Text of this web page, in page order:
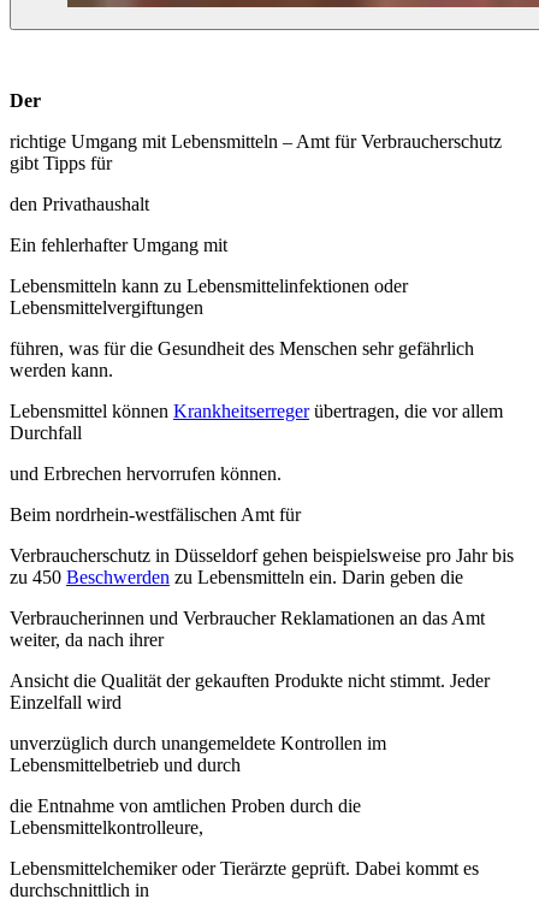
Der
richtige Umgang mit Lebensmitteln – Amt für Verbraucherschutz
gibt Tipps für
den Privathaushalt
Ein fehlerhafter Umgang mit
Lebensmitteln kann zu Lebensmittelinfektionen oder
Lebensmittelvergiftungen
führen, was für die Gesundheit des Menschen sehr gefährlich
werden kann.
Lebensmittel können Krankheitserregerübertragen, die vor allem
Durchfall
und Erbrechen hervorrufen können.
Beim nordrhein-westfälischen Amt für
Verbraucherschutz in Düsseldorf gehen beispielsweise pro Jahr bis
zu 450 Beschwerden zu Lebensmitteln ein. Darin geben die
Verbraucherinnen und Verbraucher Reklamationen an das Amt
weiter, da nach ihrer
Ansicht die Qualität der gekauften Produkte nicht stimmt. Jeder
Einzelfall wird
unverzüglich durch unangemeldete Kontrollen im
Lebensmittelbetrieb und durch
die Entnahme von amtlichen Proben durch die
Lebensmittelkontrolleure,
Lebensmittelchemiker oder Tierärzte geprüft. Dabei kommt es
durchschnittlich in